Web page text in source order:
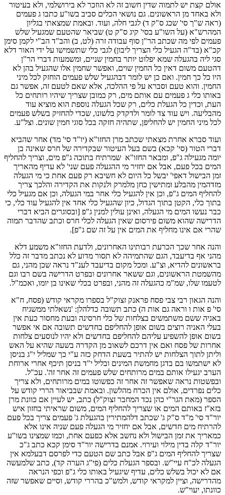
אולם קצת יש לתמוה שדין חשוב זה לא הוזכר לא בירושלמי, ולא בעיטור
ולא באחד מן הראשונים. גם נושאי הכלים סביב בשו"ע כתבו ג פעמים
(ראה ש"ך סי' שכג ס"ק ד) לגבי חלה, ועוד. ובאמת שמצאתי בגליון
המהרש"א (על השו"ע בסי' קיג ס"ק ט) שביאר שהטעם שמגעיל שלש
פעמים לפי מה שכתב הר"ן סוף עבודה זרה (לט, ב) והב"ד הב"י לקמן סימן
קכ"א (בד"ה הגעיל כלי הצריך ליבון) לגבי כלי שתשמישו על ידי האור דלא
סגי ליה בהגעלה שמא יפלוט יותר בחמין שניים, ומשמעות דברי הר"ן
דהטעם משום דאין כל החמין שוים, ואפשר שחמין אלו שהגעיל בהן לא
היו כל כך חמין. ואם כן יש לומר דבהגעיל שלש פעמים הוחזק לכל מיני
החמין. והוא טעם וסברא על פי ההלכה, אלא שאם לטעם זה, אפשר גם
באותו כלי ג פעמים עם אותם מים, רק כמובן שצריך שיהיו רותחים כל
העת, וכדין כל הגעלת כלים, רק שכל הגעלה נוספת הוא מוציא עוד
מהבליעה. ויש עוד צד לומר ולדקדק בלשונו, שכדי להחזיק בשלש פעמים
לכל מיני החמין יש להחליפן, שתהיה חזקה בכל סוגי חמין שונים. וצל"ע.
ועוד סברא אחרת מצאתי שכתב מרן החזו"א (יו"ד סי' מד) אחר שהביא
דברי הטור (סי' קכא) בשם בעל העיטור שבקדירה של חרס שאינה בן
יומה מגעילה ג"פ, ומבאר החזו"א שמרתיח בתוכה ג"פ מים, וצריך להחליף
המים בכל פעם, אבל אם יחזיר מי ההגעלה פעם שני' לא עדיף מהאריך
זמן הבישול דאפי' יבשל כל היום לא חשיבא רק פעם אחת כי מי הגעלה
מזדהמין מהבלע ומתישין כחן מלמרק ולנקות את הקדירה והלכך צריך
להחליף המים ג"פ, וכן אין להגעיל כלי אחר במי הגעלה, וכן אם מגעיל כלי
בתוך כלי, הקטן בתוך הגדול, כיון שהגעיל כלי אחד אין להגעיל עוד כלי, כי
כבר נעשו המים מי הגעלה, ואינן עולין למנין ג"פ [ובסוגרים הביא דברי
הדרישה שהוא משום פירסום שאין הגעלה לכלי חרס וכתב שהדבר תמוה
שהרי אם אינו מחליף את המים אין על זה שם ג"פ].
והנה אחר שכך הכרעת רבותינו האחרונים, ולדעת החזו"א משמע דלא
מהני אף בדיעבד, הגם שהתמיהה לא תסור מדוע לא נכתב מדבר זה כלל
בראשונים להדיא, וצ"ע. ומכל מקום בדיעבד לענ"ד נראה שכן מהני, גם
מהשמטת הראשונים, וגם ששאר אחרונים ובפרט הדרישה בשם רבו וגם
לטעמו שלו, שמ"מ כהגעלה זה מהני, ובפרט בכלי שאינו בן יומו, ואכמ"ל.
והנה הגאון רבי צבי פסח פראנק זצוק"ל בספרו מקראי קודש (פסח, ח"א
סי' פ אות ו וראה גם אות ה) כתב תשובה כדלהלן: 'נשאלתי ממשגיח
באניה ששם משתמשים בצלחות של כלי חרסינה ובעת מחסור כעת אין
בעלי האניה רוצים בשום אופן להחליפם בחדשים תשובה אם אי אפשר
בשום אופן להשפיע עליהם להחליפם בחדשים ולא יהיו לנוסעים צלחות
אחרות של פסח ואם אין דרכם לשאוב מן הקדרה בשעה שהיא על האש
וליתן לתוך הצלחות יש להתיר בשעת הדחק כזה ע"י כך שמליל י"ג בניסן
לא ישתמשו בם בדגן מחמשת המינים ובליל י"ד בניסן תיכף אחרי ארוחת
הערב יגעילו אותם במים מרותחים שלש פעמים זה אחר זה'. עכ"ל.
ובפשטות נראה שאפשר זה אחר זה כפשוטו במים מרותחים, ולא צריך
כלים נפרדים, אולם אין הכרח מהלשון. ובאמת שבביאור הררי קודש על
הספר (מאת הגר"י כהן נכד המחבר זצוק"ל) כתב, יש לעיין אם כוונת מרן
בזא"ז באותם המים או שצריך להחליף המים, משום שראיתי בחזון איש
יור"ד סי' מ"ד ס"ק ג' שכתב דלהמתירין בהגעלת ג' פעמים צריך בכל פעם
להרתיח מים חדשים, אבל אם יחזיר מי הגעלה פעם שניה אינו אלא
כמאריך את זמן הבישול ולא נחשב אלא כפעם אחת, וכמו שמצינו בשו"ע
יור"ד קלה בדין מילוי ועירוי. אמנם בדרישה יור"ד סימן קכא כתב ג"כ
שצריך להחליף המים ג"פ אבל כתב שם הטעם כדי לפרסם דבעלמא אין
הגעלה לכ"ח עיי"ש. ובספר הגעלת כלים (פי"ג הערה קד), כתב שלמעשה
אם לא יכול בשלש כלים, עדיף שיגעיל באותו כלי ג"פ וכפי הנראה
מהדרישה, וציין למקראי קודש, ולמש"כ בהררי קודש, וסיים שאפשר שזה
כוונתו, יעוי"ש.